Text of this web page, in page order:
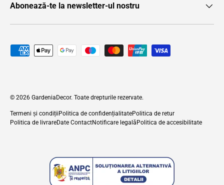
Abonează-te la newsletter-ul nostru
Metode de plată acceptate
© 2026 GardeniaDecor. Toate drepturile rezervate.
Termeni și condiții Politica de confidențialitatePolitica de retur
Politica de livrareDate ContactNotificare legală Politica de accesibilitate